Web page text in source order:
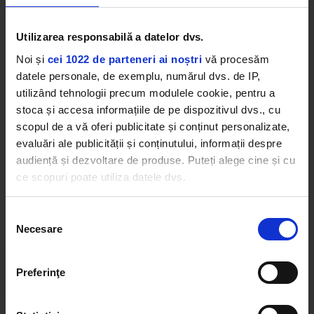
Utilizarea responsabilă a datelor dvs.
Noi și cei 1022 de parteneri ai noștri vă procesăm
datele personale, de exemplu, numărul dvs. de IP,
utilizând tehnologii precum modulele cookie, pentru a
stoca și accesa informațiile de pe dispozitivul dvs., cu
scopul de a vă oferi publicitate și conținut personalizate,
evaluări ale publicității și conținutului, informații despre
audiență și dezvoltare de produse. Puteți alege cine și cu
ce scopuri poate utiliza datele dvs.
Să colectăm informațiile cu privire la locația dvs.
Să vă identificăm dispozitivul scanândul-l în mod
activ după caracteristici specifice (amprentare)
consimțământului
Necesare
Preferinţe
un cântăreț și compozitor din România, cunoscut
indie. A început prin concerte stradale în Europa,
iar acum își scrie singur muzica, spunând povești
personale prin fiecare piesă.
MARCUS